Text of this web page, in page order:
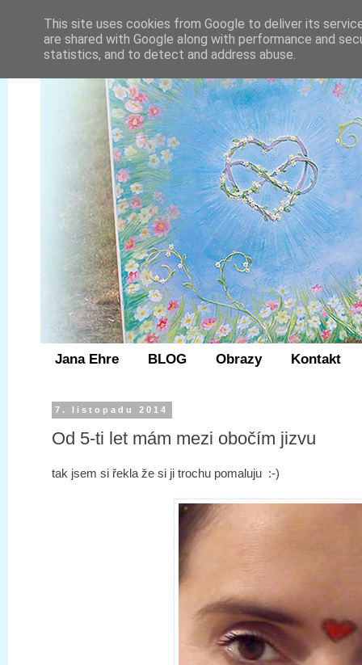
Jana Ehre BLOG Obrazy Kontakt
7. listopadu 2014
Od 5-ti let mám mezi obočím jizvu
tak jsem si řekla že si ji trochu pomaluju :-)
This site uses cookies from Google to deliver its
are shared with Google along with performance and
statistics, and to detect and address abuse.